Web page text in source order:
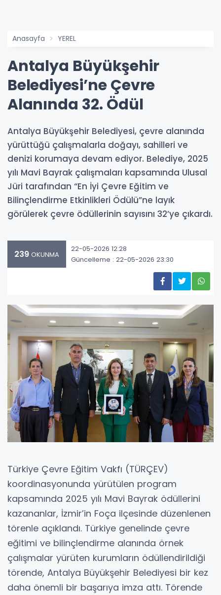
Anasayfa YEREL
Antalya Büyükşehir
Belediyesi’ne Çevre
Alanında 32. Ödül
Antalya Büyükşehir Belediyesi, çevre alanında
yürüttüğü çalışmalarla doğayı, sahilleri ve
denizi korumaya devam ediyor. Belediye, 2025
yılı Mavi Bayrak çalışmaları kapsamında Ulusal
Jüri tarafından “En İyi Çevre Eğitim ve
Bilinçlendirme Etkinlikleri Ödülü”ne layık
görülerek çevre ödüllerinin sayısını 32’ye çıkardı.
239 OKUNMA
22-05-2026 12:28
Güncelleme : 22-05-2026 23:30
Türkiye Çevre Eğitim Vakfı (TÜRÇEV)
koordinasyonunda yürütülen program
kapsamında 2025 yılı Mavi Bayrak ödüllerini
kazananlar, İzmir’in Foça ilçesinde düzenlenen
törenle açıklandı. Türkiye genelinde çevre
eğitimi ve bilinçlendirme alanında örnek
çalışmalar yürüten kurumların ödüllendirildiği
törende, Antalya Büyükşehir Belediyesi bir kez
daha önemli bir başarıya imza attı. Törende